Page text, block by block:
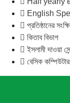
English
প্রতিষ্ঠানের
কিতাব বিভাগ
ইসলামী দাওয়া
বেসিক কম্পিউটার